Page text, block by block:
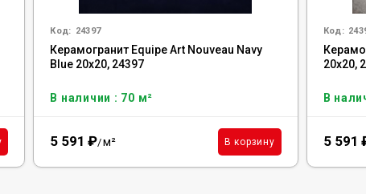
Код: 24397
Керамогранит Equipe Art Nouveau Navy
Blue 20x20, 24397
В наличии : 70 м²
5 591 ₽/м² В корзину
Код:
20x20,
В
5 591